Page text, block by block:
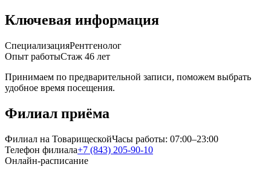
Ключевая информация
СпециализацияРентгенолог
Опыт работыСтаж 46 лет
Принимаем по предварительной записи, поможем выбрать
удобное время посещения.
Филиал приёма
Филиал на ТоварищескойЧасы работы: 07:00–23:00
Телефон филиала+7 (843) 205-90-10
Онлайн-расписание